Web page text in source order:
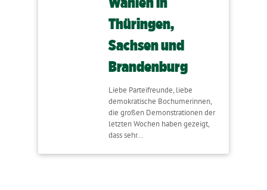
Thüringen,
Sachsen und
Brandenburg
Liebe Parteifreunde, liebe
demokratische Bochumerinnen,
die großen Demonstrationen der
letzten Wochen haben gezeigt,
dass sehr…